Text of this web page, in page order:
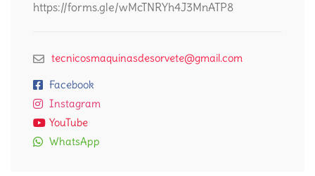
https://forms.gle/wMcTNRYh4J3MnATP8
tecnicosmaquinasdesorvete@gmail.com
Facebook
Instagram
YouTube
WhatsApp